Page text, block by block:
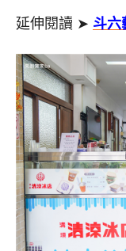
延伸閱讀 ➤ 斗六